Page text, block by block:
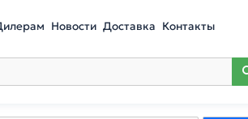
Новости Доставка Контакты